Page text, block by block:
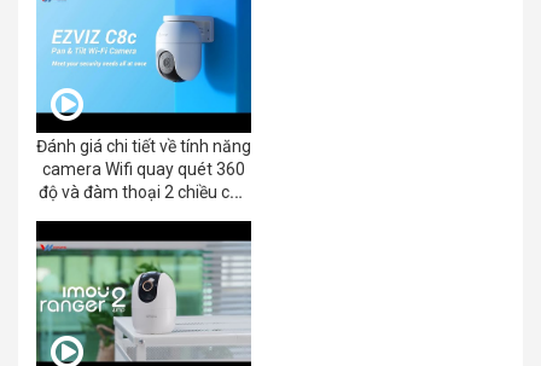
Đánh giá chi tiết về tính năng
camera Wifi quay quét 360
độ và đàm thoại 2 chiều của